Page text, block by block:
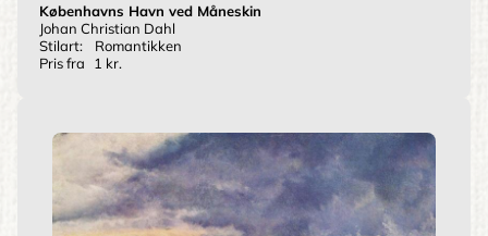
Københavns Havn ved Måneskin
Johan Christian Dahl
Stilart:
Romantikken
Pris fra
1 kr.